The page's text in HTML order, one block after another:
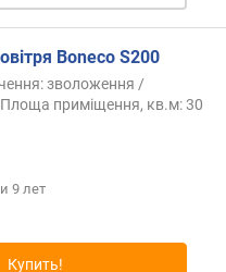
Boneco S200
зволоження /
приміщення, кв.м: 30
9 лет
Купить!